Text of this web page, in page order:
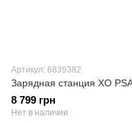
Артикул: 6839382
Зарядная станция XO
8 799 грн
Нет в наличии